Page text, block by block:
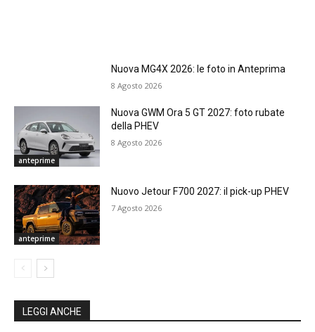
Nuova MG4X 2026: le foto in Anteprima
8 Agosto 2026
anteprime
Nuova GWM Ora 5 GT 2027: foto rubate
della PHEV
8 Agosto 2026
anteprime
Nuovo Jetour F700 2027: il pick-up PHEV
7 Agosto 2026
LEGGI ANCHE